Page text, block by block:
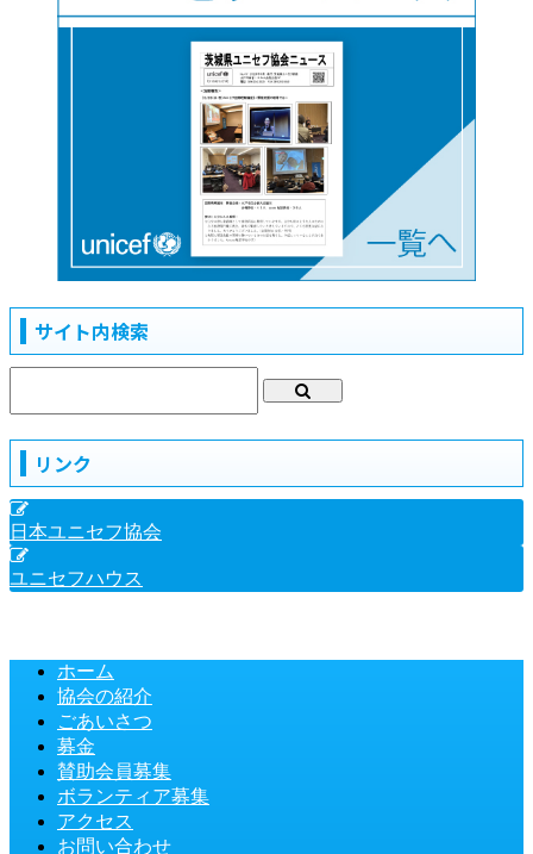
サイト内検索
リンク
日本ユニセフ協会
ユニセフハウス
ホーム
協会の紹介
ごあいさつ
募金
賛助会員募集
ボランティア募集
アクセス
お問い合わせ